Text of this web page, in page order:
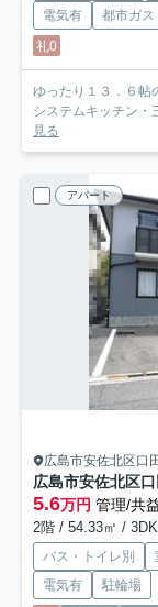
電気有
都市ガス
礼0
ゆったり１３．６帖
システムキッチン・
見る
アパート
広島市安佐北区口
広島市安佐北区
5.6万円 管理/共
2階 / 54.33㎡ /
バス・トイレ別
電気有
駐輪場